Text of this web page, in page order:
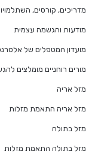
מדריכים, קורסים,
מודעות והגשמה עצמית
מועדון המטפלים של
מורים רוחניים מומלצים
מזל אריה
מזל אריה התאמת מזלות
מזל בתולה
מזל בתולה התאמת מזלות